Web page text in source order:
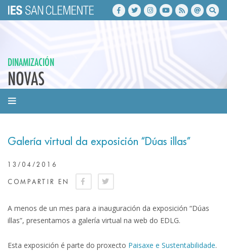
DINAMIZACIÓN
NOVAS
Galería virtual da exposición “Dúas illas”
13/04/2016
COMPARTIR EN
A menos de un mes para a inauguración da exposición “Dúas
illas”, presentamos a galería virtual na web do EDLG.
Esta exposición é parte do proxecto Paisaxe e Sustentabilidade.